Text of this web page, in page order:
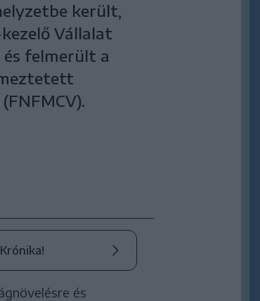
került,
Vállalat
és felmerült a
és